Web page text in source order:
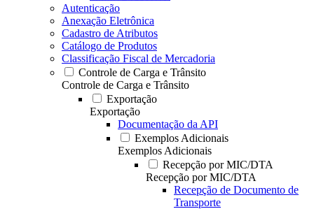
Autenticação
Anexação Eletrônica
Cadastro de Atributos
Catálogo de Produtos
Classificação Fiscal de Mercadoria
Controle de Carga e Trânsito
Controle de Carga e Trânsito
Exportação
Exportação
Documentação da API
Exemplos Adicionais
Exemplos Adicionais
Recepção por MIC/DTA
Recepção por MIC/DTA
Recepção de Documento de
Transporte